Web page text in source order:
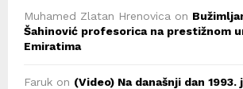
Muhamed Zlatan Hrenovica on
Šahinović profesorica na prestižnom
Emiratima
Faruk on (Video) Na današnji dan 1993.